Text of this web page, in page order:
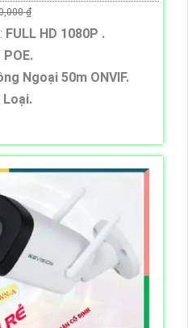
₫
FULL HD 1080P .
POE.
Ngoại 50m ONVIF.
Loại.